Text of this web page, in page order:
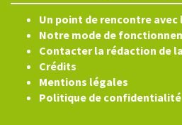
Un point de rencontre avec
Notre mode de
Contacter la rédaction de
Crédits
Mentions légales
Politique de confidentialité